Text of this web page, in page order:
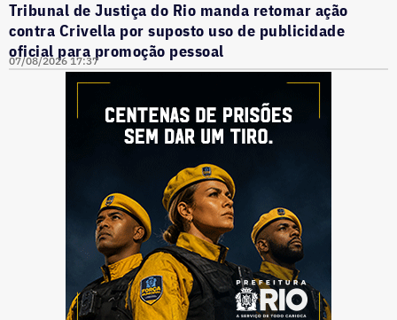
Tribunal de Justiça do Rio manda retomar ação
contra Crivella por suposto uso de publicidade
oficial para promoção pessoal
07/08/2026 17:37